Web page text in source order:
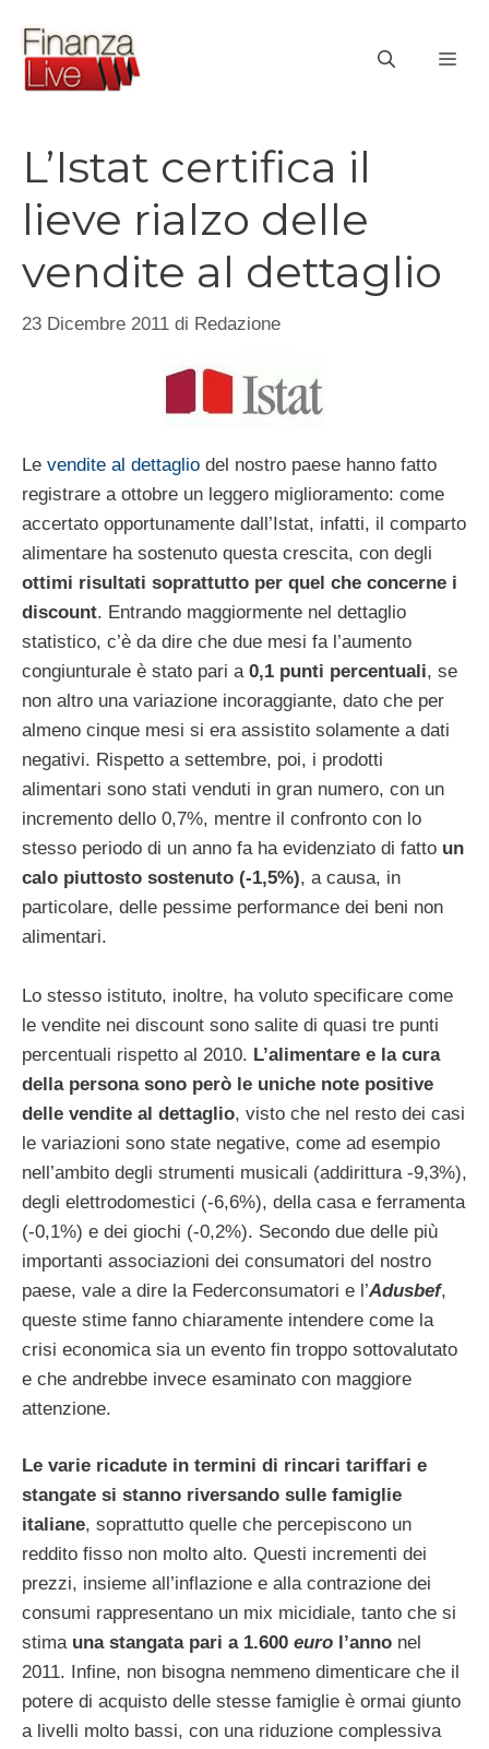
contenuto
L’Istat certifica il
lieve rialzo delle
vendite al dettaglio
23 Dicembre 2011 di Redazione
Le vendite al dettaglio del nostro paese hanno fatto
registrare a ottobre un leggero miglioramento: come
accertato opportunamente dall’Istat, infatti, il comparto
alimentare ha sostenuto questa crescita, con degli
ottimi risultati soprattutto per quel che concerne i
discount. Entrando maggiormente nel dettaglio
statistico, c’è da dire che due mesi fa l’aumento
congiunturale è stato pari a 0,1 punti percentuali, se
non altro una variazione incoraggiante, dato che per
almeno cinque mesi si era assistito solamente a dati
negativi. Rispetto a settembre, poi, i prodotti
alimentari sono stati venduti in gran numero, con un
incremento dello 0,7%, mentre il confronto con lo
stesso periodo di un anno fa ha evidenziato di fatto un
calo piuttosto sostenuto (-1,5%), a causa, in
particolare, delle pessime performance dei beni non
alimentari.
Lo stesso istituto, inoltre, ha voluto specificare come
le vendite nei discount sono salite di quasi tre punti
percentuali rispetto al 2010. L’alimentare e la cura
della persona sono però le uniche note positive
delle vendite al dettaglio, visto che nel resto dei casi
le variazioni sono state negative, come ad esempio
nell’ambito degli strumenti musicali (addirittura -9,3%),
degli elettrodomestici (-6,6%), della casa e ferramenta
(-0,1%) e dei giochi (-0,2%). Secondo due delle più
importanti associazioni dei consumatori del nostro
paese, vale a dire la Federconsumatori e l’Adusbef,
queste stime fanno chiaramente intendere come la
crisi economica sia un evento fin troppo sottovalutato
e che andrebbe invece esaminato con maggiore
attenzione.
Le varie ricadute in termini di rincari tariffari e
stangate si stanno riversando sulle famiglie
italiane, soprattutto quelle che percepiscono un
reddito fisso non molto alto. Questi incrementi dei
prezzi, insieme all’inflazione e alla contrazione dei
consumi rappresentano un mix micidiale, tanto che si
stima una stangata pari a 1.600 euro l’anno nel
2011. Infine, non bisogna nemmeno dimenticare che il
potere di acquisto delle stesse famiglie è ormai giunto
a livelli molto bassi, con una riduzione complessiva